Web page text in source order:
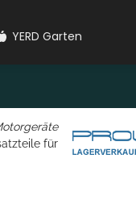
YERD Garten
für